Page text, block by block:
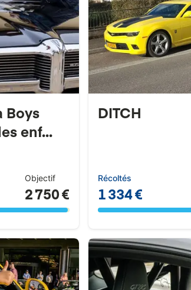
Boys
enf...
Objectif
2 750 €
DITCH
Récoltés
1 334 €